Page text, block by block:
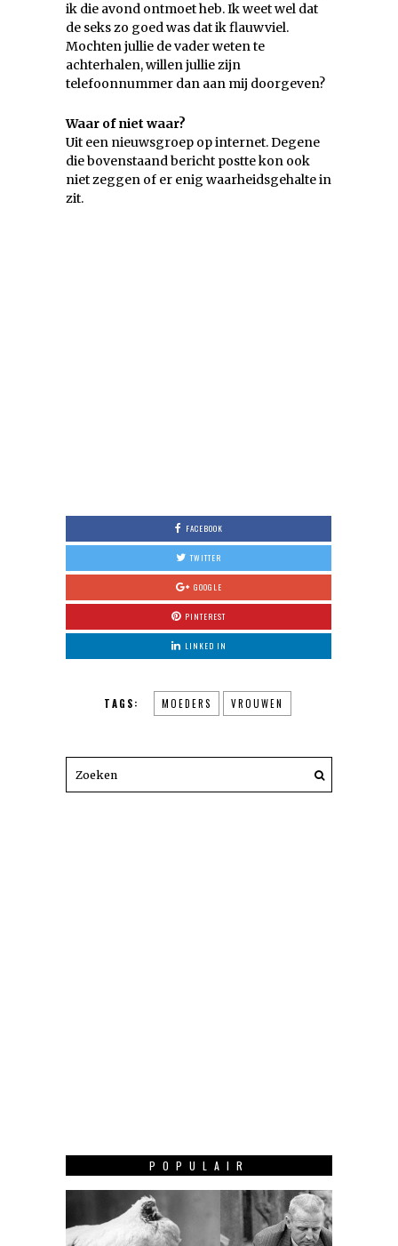
ik die avond ontmoet heb. Ik weet wel dat
de seks zo goed was dat ik flauwviel.
Mochten jullie de vader weten te
achterhalen, willen jullie zijn
telefoonnummer dan aan mij doorgeven?
Waar of niet waar?
Uit een nieuwsgroep op internet. Degene
die bovenstaand bericht postte kon ook
niet zeggen of er enig waarheidsgehalte in
zit.
FACEBOOK
TWITTER
GOOGLE
PINTEREST
LINKED IN
TAGS: MOEDERS VROUWEN
POPULAIR